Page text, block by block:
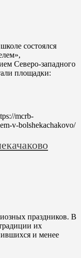
состоялся
Северо-западного
площадки:
mcrb-
v-bolshekachakovo/
праздников. В
их
и менее